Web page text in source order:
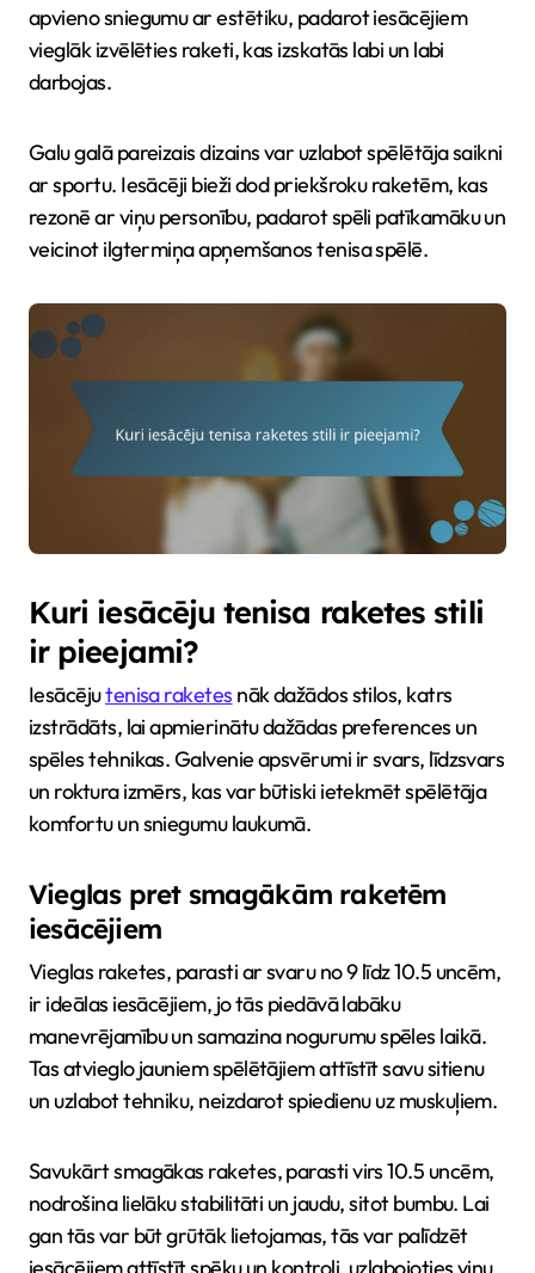
apvieno sniegumu ar estētiku, padarot iesācējiem
vieglāk izvēlēties raketi, kas izskatās labi un labi
darbojas.
Galu galā pareizais dizains var uzlabot spēlētāja saikni
ar sportu. Iesācēji bieži dod priekšroku raketēm, kas
rezonē ar viņu personību, padarot spēli patīkamāku un
veicinot ilgtermiņa apņemšanos tenisa spēlē.
Kuri iesācēju tenisa raketes stili
ir pieejami?
Iesācējutenisa raketes nāk dažādos stilos, katrs
izstrādāts, lai apmierinātu dažādas preferences un
spēles tehnikas. Galvenie apsvērumi ir svars, līdzsvars
un roktura izmērs, kas var būtiski ietekmēt spēlētāja
komfortu un sniegumu laukumā.
Vieglas pret smagākām raketēm
iesācējiem
Vieglas raketes, parasti ar svaru no 9 līdz 10.5 uncēm,
ir ideālas iesācējiem, jo tās piedāvā labāku
manevrējamību un samazina nogurumu spēles laikā.
Tas atvieglo jauniem spēlētājiem attīstīt savu sitienu
un uzlabot tehniku, neizdarot spiedienu uz muskuļiem.
Savukārt smagākas raketes, parasti virs 10.5 uncēm,
nodrošina lielāku stabilitāti un jaudu, sitot bumbu. Lai
gan tās var būt grūtāk lietojamas, tās var palīdzēt
iesācējiem attīstīt spēku un kontroli, uzlabojoties viņu